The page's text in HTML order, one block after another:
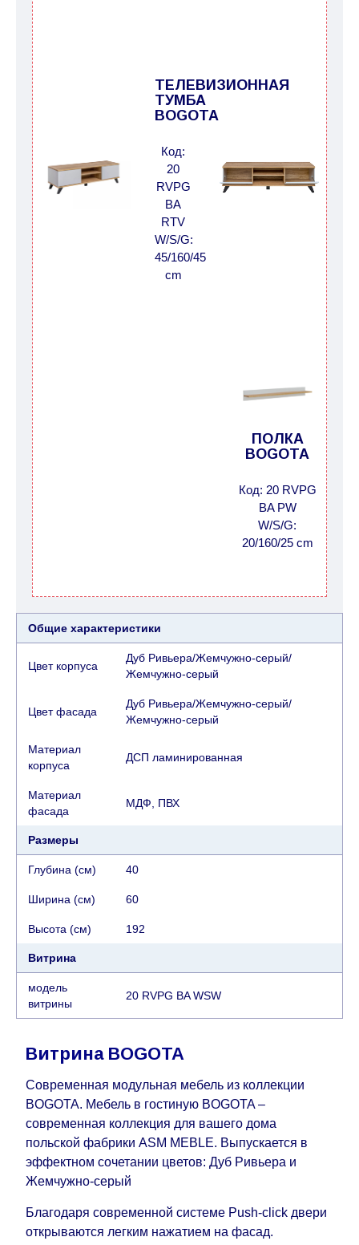
Общие характеристики
Цвет корпуса
Дуб Ривьера/Жемчужно-серый/
Жемчужно-серый
Цвет фасада
Дуб Ривьера/Жемчужно-серый/
Жемчужно-серый
Материал
корпуса
ДСП ламинированная
Материал
фасада
МДФ, ПВХ
Размеры
Глубина (см) 40
Ширина (см) 60
Высота (см) 192
Витрина
модель
витрины
20 RVPG BA WSW
Витрина BOGOTA
Современная модульная мебель из коллекции
BOGOTA. Мебель в гостиную BOGOTA –
современная коллекция для вашего дома
польской фабрики ASM MEBLE. Выпускается в
эффектном сочетании цветов: Дуб Ривьера и
Жемчужно-серый
Благодаря современной системе Push-click двери
открываются легким нажатием на фасад.
ТЕЛЕВИЗИОННАЯ
ТУМБА
BOGOTA
Код:
20
RVPG
BA
RTV
W/S/G:
45/160/45
cm
ПОЛКА
BOGOTA
Код: 20 RVPG
BA PW
W/S/G:
20/160/25 cm